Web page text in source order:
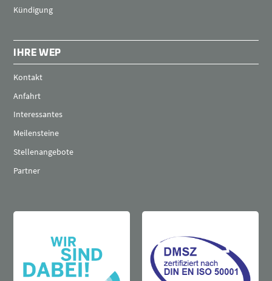
Kündigung
IHRE WEP
Kontakt
Anfahrt
Interessantes
Meilensteine
Stellenangebote
Partner